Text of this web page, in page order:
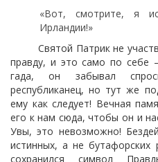
«Вот, смотрите, я
Ирландии!»
Святой Патрик не
правду, и это само по себе
гада, он забывал
республиканец, но тут же
ему как следует! Вечная
его к нам сюда, чтобы он и
Увы, это невозможно!
истинных, а не
сохранился символ